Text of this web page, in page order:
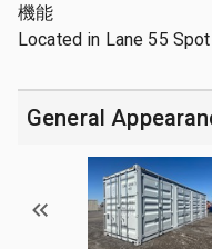
機能
Located in Lane 55
General